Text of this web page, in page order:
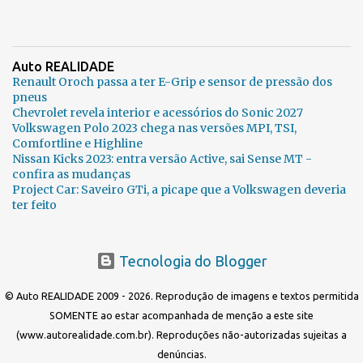
Auto REALIDADE
Renault Oroch passa a ter E-Grip e sensor de pressão dos
pneus
Chevrolet revela interior e acessórios do Sonic 2027
Volkswagen Polo 2023 chega nas versões MPI, TSI,
Comfortline e Highline
Nissan Kicks 2023: entra versão Active, sai Sense MT -
confira as mudanças
Project Car: Saveiro GTi, a picape que a Volkswagen deveria
ter feito
Tecnologia do Blogger
© Auto REALIDADE 2009 - 2026. Reprodução de imagens e textos permitida
SOMENTE ao estar acompanhada de menção a este site
(www.autorealidade.com.br). Reproduções não-autorizadas sujeitas a
denúncias.